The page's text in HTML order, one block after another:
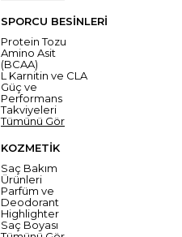
SPORCU BESİNLERİ
Protein Tozu
Amino Asit
(BCAA)
L Karnitin ve CLA
Güç ve
Performans
Takviyeleri
Tümünü Gör
KOZMETİK
Saç Bakım
Ürünleri
Parfüm ve
Deodorant
Highlighter
Saç Boyası